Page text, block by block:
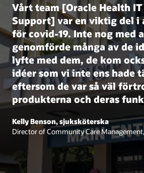
Vårt team [Oracle Health
Support] var en viktig del i
för covid-19. Inte nog med
genomförde många av de
lyfte med dem, de kom
idéer som vi inte ens hade
eftersom de var så väl
produkterna och deras
Kelly Benson, sjuksköterska
Director of Community Care